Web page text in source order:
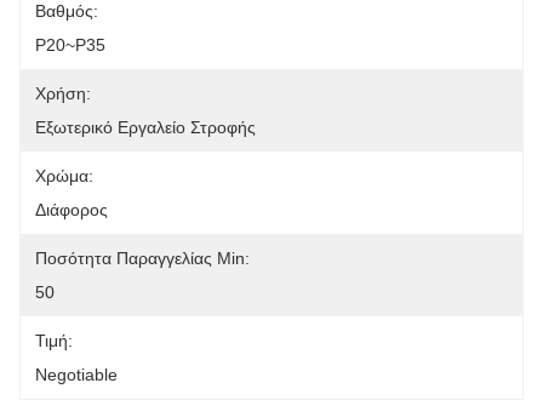
Βαθμός:
P20~P35
Χρήση:
Εξωτερικό Εργαλείο Στροφής
Χρώμα:
Διάφορος
Ποσότητα Παραγγελίας Min:
50
Τιμή:
Negotiable